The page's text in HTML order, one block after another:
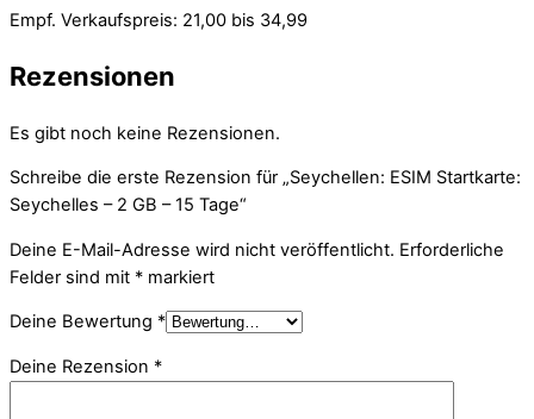
Empf. Verkaufspreis: 21,00 bis 34,99
Rezensionen
Es gibt noch keine Rezensionen.
Schreibe die erste Rezension für „Seychellen: ESIM Startkarte:
Seychelles – 2 GB – 15 Tage“
Deine E-Mail-Adresse wird nicht veröffentlicht. Erforderliche
Felder sind mit * markiert
Deine Bewertung *
Deine Rezension *